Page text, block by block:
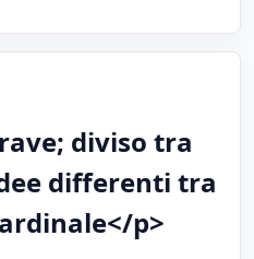
diviso tra
differenti tra
p>